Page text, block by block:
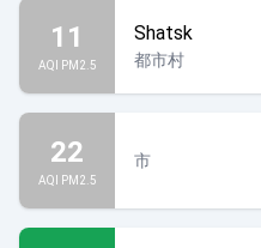
11
AQI PM2.5
Shatsk
都市村
22
AQI PM2.5
市